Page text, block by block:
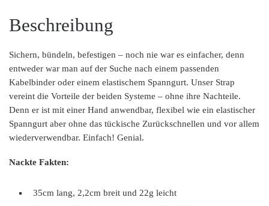
Beschreibung
Sichern, bündeln, befestigen – noch nie war es einfacher, denn
entweder war man auf der Suche nach einem passenden
Kabelbinder oder einem elastischem Spanngurt. Unser Strap
vereint die Vorteile der beiden Systeme – ohne ihre Nachteile.
Denn er ist mit einer Hand anwendbar, flexibel wie ein elastischer
Spanngurt aber ohne das tückische Zurückschnellen und vor allem
wiederverwendbar. Einfach! Genial.
Nackte Fakten:
35cm lang, 2,2cm breit und 22g leicht